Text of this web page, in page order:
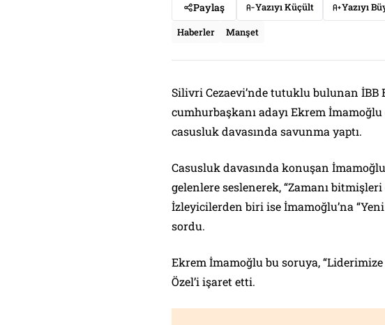
Paylaş Yazıyı Küçült
Yazıyı
Haberler
Manşet
Silivri Cezaevi’nde tutuklu bulunan İBB
cumhurbaşkanı adayı Ekrem
casusluk davasında savunma yaptı.
Casusluk davasında konuşan
gelenlere seslenerek, “Zamanı
İzleyicilerden biri ise İmamoğlu’na
sordu.
Ekrem İmamoğlu bu soruya, “Liderimize
Özel’i işaret etti.